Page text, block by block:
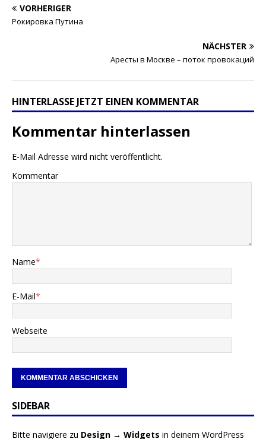
VORHERIGER
Рокировка Путина
NÄCHSTER
Аресты в Москве – поток провокаций
HINTERLASSE JETZT EINEN KOMMENTAR
Kommentar hinterlassen
E-Mail Adresse wird nicht veröffentlicht.
Kommentar
Name*
E-Mail*
Webseite
SIDEBAR
Bitte navigiere zu Design → Widgets in deinem WordPress